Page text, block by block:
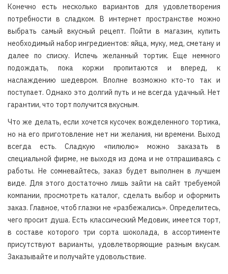
Конечно есть несколько вариантов для удовлетворения
потребности в сладком. В интернет пространстве можно
выбрать самый вкусный рецепт. Пойти в магазин, купить
необходимый набор ингредиентов: яйца, муку, мед, сметану и
далее по списку. Испечь желанный тортик. Еще немного
подождать, пока коржи пропитаются и вперед, к
наслаждению шедевром. Вполне возможно кто-то так и
поступает. Однако это долгий путь и не всегда удачный. Нет
гарантии, что торт получится вкусным.
Что же делать, если хочется кусочек вожделенного тортика,
но на его приготовление нет ни желания, ни времени. Выход
всегда есть. Сладкую «пилюлю» можно заказать в
специальной фирме, не выходя из дома и не отпрашиваясь с
работы. Не сомневайтесь, заказ будет выполнен в лучшем
виде. Для этого достаточно лишь зайти на сайт требуемой
компании, просмотреть каталог, сделать выбор и оформить
заказ. Главное, чтоб глазки не «разбежались». Определитесь,
чего просит душа. Есть классический Медовик, имеется торт,
в составе которого три сорта шоколада, в ассортименте
присутствуют варианты, удовлетворяющие разным вкусам.
Заказывайте и получайте удовольствие.